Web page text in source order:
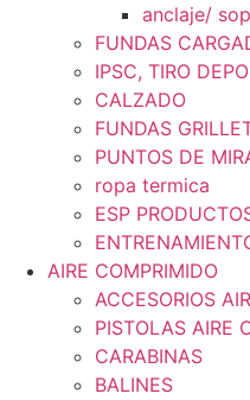
anclaje/
FUNDAS
IPSC, TIRO
CALZADO
FUNDAS
PUNTOS DE
ropa termica
ESP
AIRE COMPRIMIDO
ACCESORIOS
PISTOLAS AIRE
CARABINAS
BALINES